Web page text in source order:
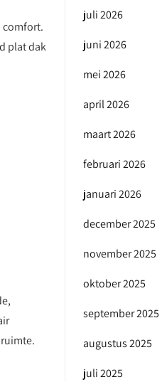
comfort.
plat dak
juli 2026
juni 2026
mei 2026
april 2026
maart 2026
februari 2026
januari 2026
december 2025
november 2025
oktober 2025
september 2025
augustus 2025
juli 2025